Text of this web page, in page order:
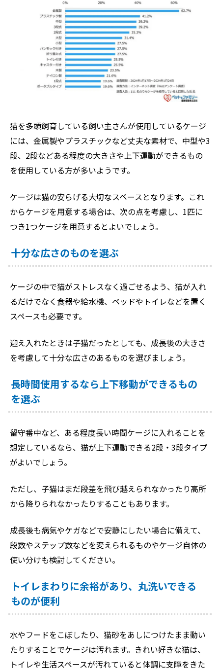
猫を多頭飼育している飼い主さんが使用しているケージ
には、金属製やプラスチックなど丈夫な素材で、中型や3
段、2段などある程度の大きさや上下運動ができるもの
を使用している方が多いようです。
ケージは猫の安らげる大切なスペースとなります。これ
からケージを用意する場合は、次の点を考慮し、1匹に
つき1つケージを用意するとよいでしょう。
十分な広さのものを選ぶ
ケージの中で猫がストレスなく過ごせるよう、猫が入れ
るだけでなく食器や給水機、ベッドやトイレなどを置く
スペースも必要です。
迎え入れたときは子猫だったとしても、成長後の大きさ
を考慮して十分な広さのあるものを選びましょう。
長時間使用するなら上下移動ができるもの
を選ぶ
留守番中など、ある程度長い時間ケージに入れることを
想定しているなら、猫が上下運動できる2段・3段タイプ
がよいでしょう。
ただし、子猫はまだ段差を飛び越えられなかったり高所
から降りられなかったりすることもあります。
成長後も病気やケガなどで安静にしたい場合に備えて、
段数やステップ数などを変えられるものやケージ自体の
使い分けも検討してください。
トイレまわりに余裕があり、丸洗いできる
ものが便利
水やフードをこぼしたり、猫砂をあしにつけたまま動い
たりすることでケージは汚れます。きれい好きな猫は、
トイレや生活スペースが汚れていると体調に支障をきた